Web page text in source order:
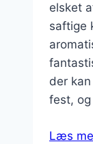
elsket
saftige
der
fest,
Læs